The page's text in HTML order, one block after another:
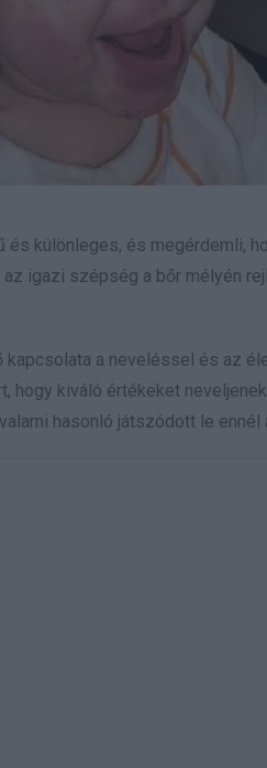
és különleges, és megérdemli,
igazi szépség a bőr mélyén
kapcsolata a neveléssel és az
hogy kiváló értékeket
hasonló játszódott le ennél